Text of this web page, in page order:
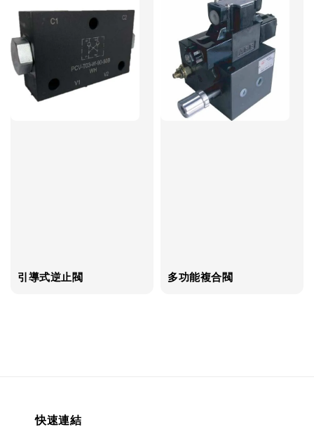
引導式逆止閥 多功能複合閥
快速連結